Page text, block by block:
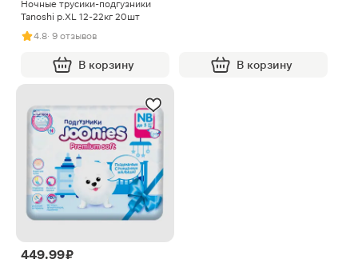
Ночные трусики-подгузники
Tanoshi р.XL 12-22кг 20шт
4.8· 9 отзывов
В корзину В корзину
449.99 ₽